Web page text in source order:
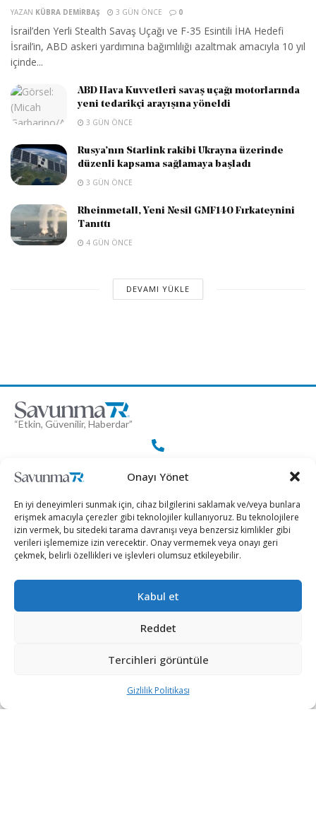
Onayı Yönet
En iyi deneyimleri sunmak için, cihaz bilgilerini saklamak ve/veya bunlara
erişmek amacıyla çerezler gibi teknolojiler kullanıyoruz. Bu teknolojilere
izin vermek, bu sitedeki tarama davranışı veya benzersiz kimlikler gibi
verileri işlememize izin verecektir. Onay vermemek veya onayı geri
çekmek, belirli özellikleri ve işlevleri olumsuz etkileyebilir.
Kabul et
Reddet
Tercihleri görüntüle
Gizlilik Politikası
YAZAN KÜBRA DEMIRBAŞ 3 GÜN ÖNCE 0
İsrail’den Yerli Stealth Savaş Uçağı ve F-35 Esintili İHA Hedefi
İsrail’in, ABD askeri yardımına bağımlılığı azaltmak amacıyla 10 yıl
içinde...
ABD Hava Kuvvetleri savaş uçağı motorlarında
yeni tedarikçi arayışına yöneldi
3 GÜN ÖNCE
Rusya’nın Starlink rakibi Ukrayna üzerinde
düzenli kapsama sağlamaya başladı
3 GÜN ÖNCE
Rheinmetall, Yeni Nesil GMF140 Fırkateynini
Tanıttı
4 GÜN ÖNCE
DEVAMI YÜKLE
“Etkin, Güvenilir, Haberdar”
+90 530 308 17 96
iletisim@savunmatr.com
2026 © Savunma TR. Tüm Hakları Saklıdır.
Siber Güvenlik
Teknoloji
Politika